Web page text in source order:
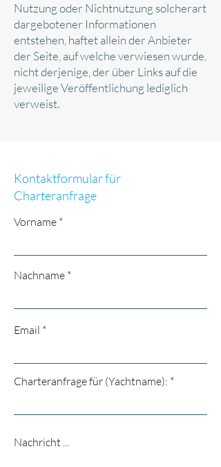
Nutzung oder Nichtnutzung solcherart
dargebotener Informationen
entstehen, haftet allein der Anbieter
der Seite, auf welche verwiesen wurde,
nicht derjenige, der über Links auf die
jeweilige Veröffentlichung lediglich
verweist.
Kontaktformular für
Charteranfrage
Vorname
Nachname
Email
Charteranfrage für (Yachtname):
Nachricht ...